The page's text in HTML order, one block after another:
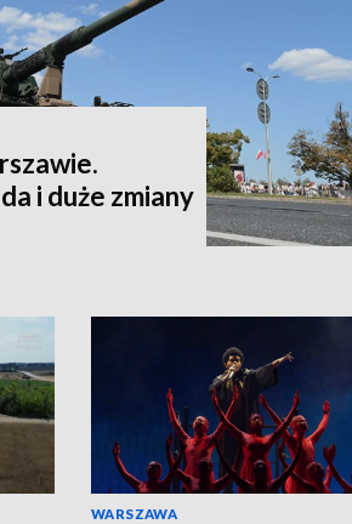
i duże zmiany
WARSZAWA